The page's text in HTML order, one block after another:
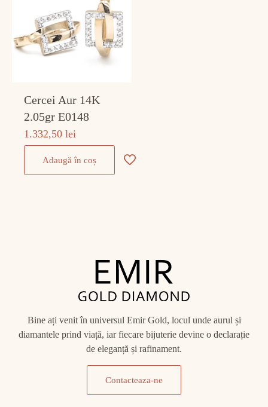
Cercei Aur 14K
2.05gr E0148
1.332,50lei
Adaugă în coș
Bine ați venit în universul Emir Gold, locul unde aurul și
diamantele prind viață, iar fiecare bijuterie devine o declarație
de eleganță și rafinament.
Contacteaza-ne